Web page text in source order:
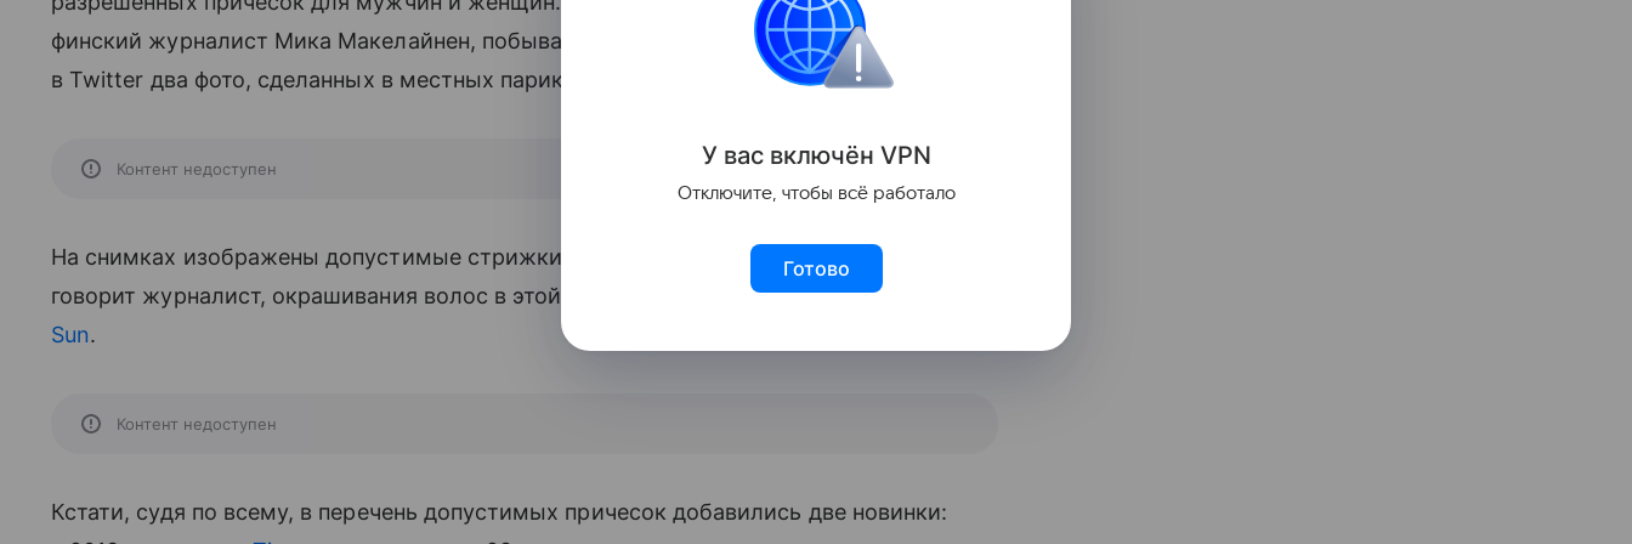
финский журналист Мика Макелайнен, побывавший в КНДР и опубликовавший
в Twitter два фото, сделанных в местных парикмахерских.
Контент недоступен
На снимках изображены допустимые стрижки: 15 для женщин и 15 для мужчин. Как
говорит журналист, окрашивания волос в этой стране нет в принципе, сообщает
Sun.
Контент недоступен
Кстати, судя по всему, в перечень допустимых причесок добавились две новинки:
У вас включён VPN
Отключите, чтобы всё работало
Готово